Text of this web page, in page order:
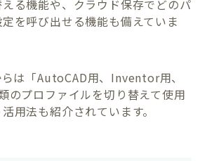
る機能や、クラウド保存でどのパ
を呼び出せる機能も備えていま
は「AutoCAD用、Inventor用、
のプロファイルを切り替えて使用
用法も紹介されています。